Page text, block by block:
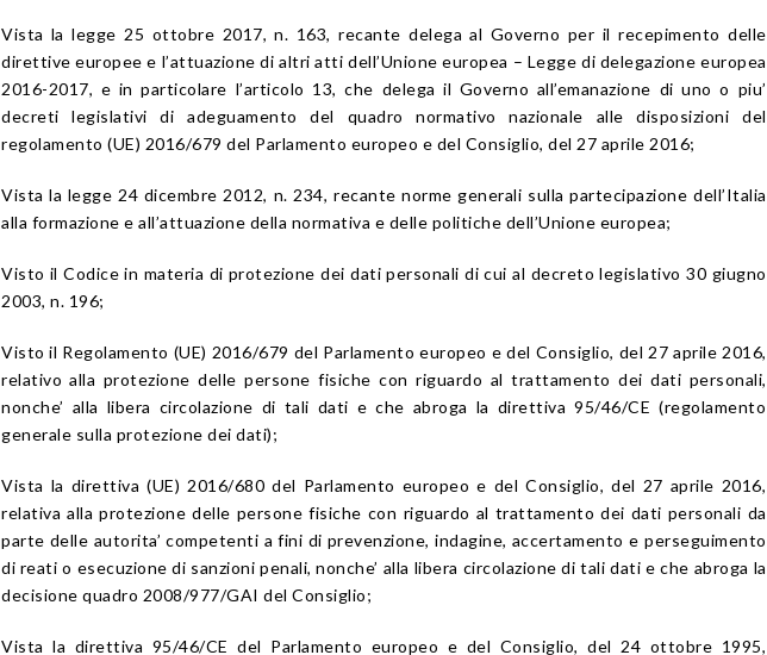
Vista la legge 25 ottobre 2017, n. 163, recante delega al Governo per il recepimento delle
direttive europee e l’attuazione di altri atti dell’Unione europea – Legge di delegazione europea
2016-2017, e in particolare l’articolo 13, che delega il Governo all’emanazione di uno o piu’
decreti legislativi di adeguamento del quadro normativo nazionale alle disposizioni del
regolamento (UE) 2016/679 del Parlamento europeo e del Consiglio, del 27 aprile 2016;
Vista la legge 24 dicembre 2012, n. 234, recante norme generali sulla partecipazione dell’Italia
alla formazione e all’attuazione della normativa e delle politiche dell’Unione europea;
Visto il Codice in materia di protezione dei dati personali di cui al decreto legislativo 30 giugno
2003, n. 196;
Visto il Regolamento (UE) 2016/679 del Parlamento europeo e del Consiglio, del 27 aprile 2016,
relativo alla protezione delle persone fisiche con riguardo al trattamento dei dati personali,
nonche’ alla libera circolazione di tali dati e che abroga la direttiva 95/46/CE (regolamento
generale sulla protezione dei dati);
Vista la direttiva (UE) 2016/680 del Parlamento europeo e del Consiglio, del 27 aprile 2016,
relativa alla protezione delle persone fisiche con riguardo al trattamento dei dati personali da
parte delle autorita’ competenti a fini di prevenzione, indagine, accertamento e perseguimento
di reati o esecuzione di sanzioni penali, nonche’ alla libera circolazione di tali dati e che abroga la
decisione quadro 2008/977/GAI del Consiglio;
Vista la direttiva 95/46/CE del Parlamento europeo e del Consiglio, del 24 ottobre 1995,